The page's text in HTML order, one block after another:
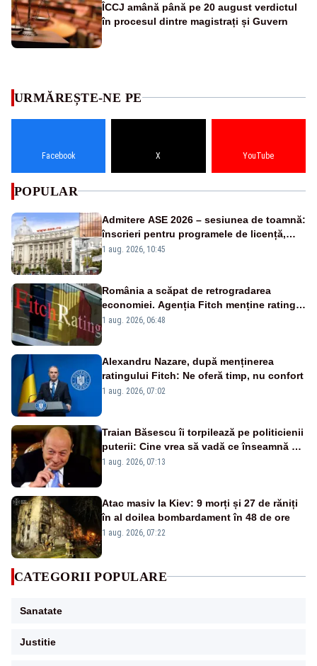
ÎCCJ amână până pe 20 august verdictul
în procesul dintre magistrați și Guvern
URMĂREȘTE-NE PE
Facebook X YouTube
POPULAR
Admitere ASE 2026 – sesiunea de toamnă:
înscrieri pentru programele de licență,
masterat și doctorat
1 aug. 2026, 10:45
România a scăpat de retrogradarea
economiei. Agenția Fitch menține ratingul
„BBB-” cu perspectivă negativă
1 aug. 2026, 06:48
Alexandru Nazare, după menținerea
ratingului Fitch: Ne oferă timp, nu confort
1 aug. 2026, 07:02
Traian Băsescu îi torpilează pe politicienii
puterii: Cine vrea să vadă ce înseamnă să
fii prost, se uită la România
1 aug. 2026, 07:13
Atac masiv la Kiev: 9 morți și 27 de răniți
în al doilea bombardament în 48 de ore
1 aug. 2026, 07:22
CATEGORII POPULARE
Sanatate
Justitie